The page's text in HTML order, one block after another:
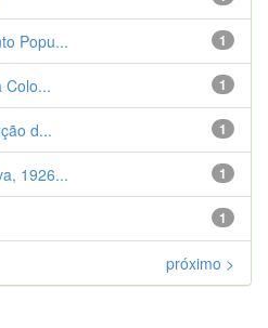
1
Popu...
1
Colo...
1
d...
1
1926...
1
próximo >